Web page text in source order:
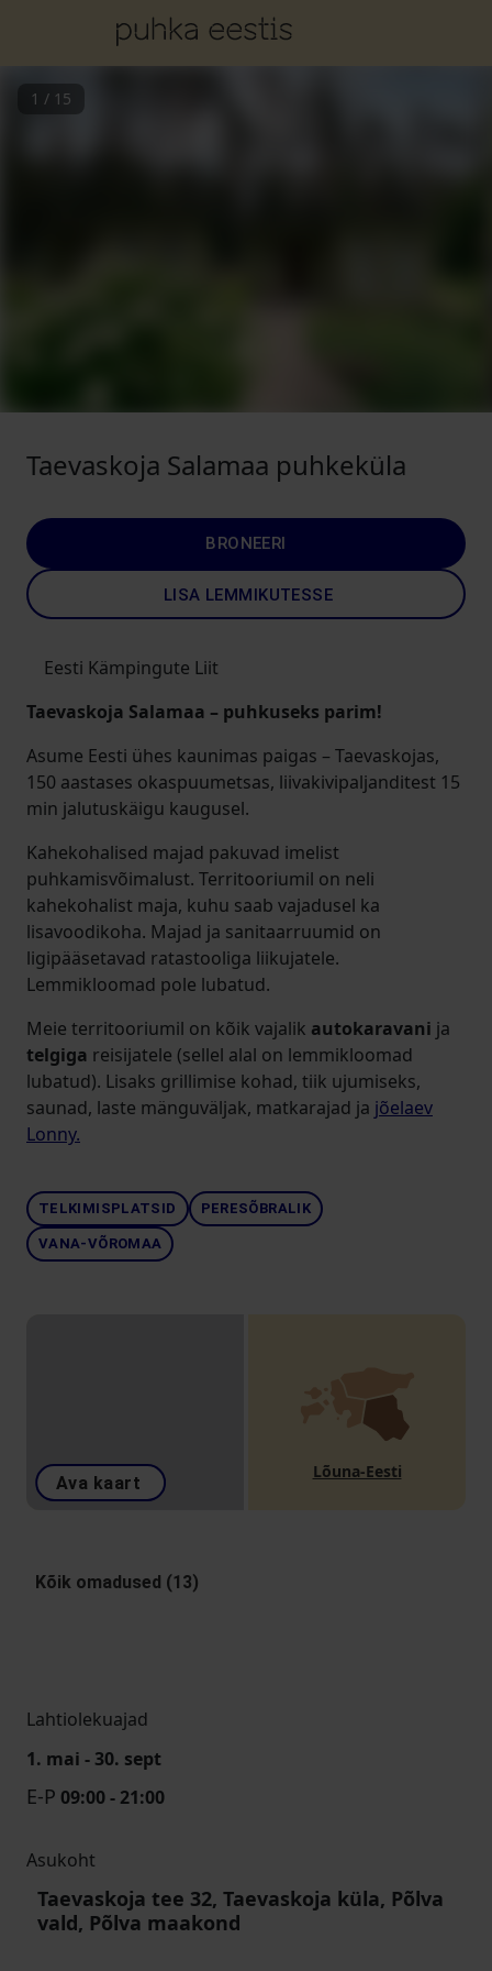
1 / 15
Taevaskoja Salamaa puhkeküla
BRONEERI
LISA LEMMIKUTESSE
Eesti Kämpingute Liit
Taevaskoja Salamaa – puhkuseks parim!
Asume Eesti ühes kaunimas paigas – Taevaskojas,
150 aastases okaspuumetsas, liivakivipaljanditest 15
min jalutuskäigu kaugusel.
Kahekohalised majad pakuvad imelist
puhkamisvõimalust. Territooriumil on neli
kahekohalist maja, kuhu saab vajadusel ka
lisavoodikoha. Majad ja sanitaarruumid on
ligipääsetavad ratastooliga liikujatele.
Lemmikloomad pole lubatud.
Meie territooriumil on kõik vajalik autokaravani ja
telgiga reisijatele (sellel alal on lemmikloomad
lubatud). Lisaks grillimise kohad, tiik ujumiseks,
saunad, laste mänguväljak, matkarajad ja jõelaev
Lonny.
TELKIMISPLATSID PERESÕBRALIK
VANA-VÕROMAA
Ava kaart
Lõuna-Eesti
Kõik omadused (13)
Lahtiolekuajad
1. mai - 30. sept
E-P 09:00 - 21:00
Asukoht
Taevaskoja tee 32, Taevaskoja küla, Põlva
vald, Põlva maakond